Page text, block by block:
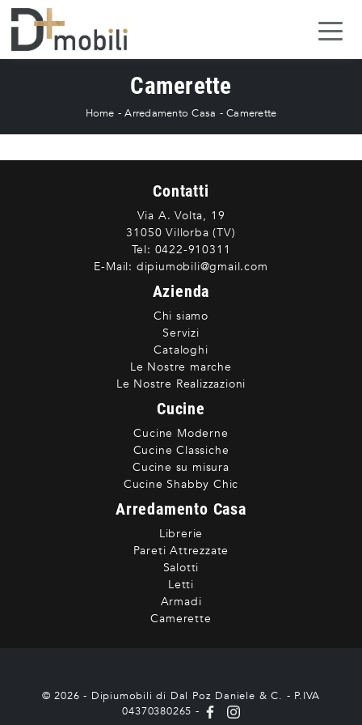
Camerette
Home -Arredamento Casa -Camerette
Contatti
Via A. Volta, 19
31050 Villorba (TV)
Tel: 0422-910311
E-Mail: dipiumobili@gmail.com
Azienda
Chi siamo
Servizi
Cataloghi
Le Nostre marche
Le Nostre Realizzazioni
Cucine
Cucine Moderne
Cucine Classiche
Cucine su misura
Cucine Shabby Chic
Arredamento Casa
Librerie
Pareti Attrezzate
Salotti
Letti
Armadi
Camerette
© 2026 - Dipiumobili di Dal Poz Daniele & C. - P.IVA
04370380265 -